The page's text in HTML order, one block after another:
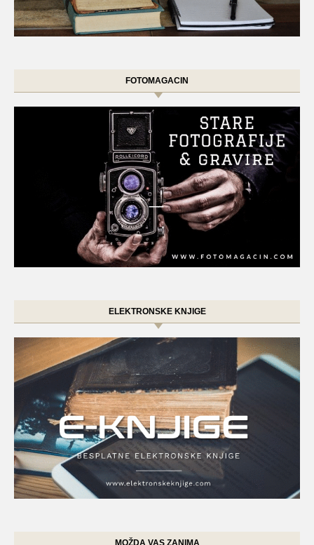
FOTOMAGACIN
ELEKTRONSKE KNJIGE
MOŽDA VAS ZANIMA